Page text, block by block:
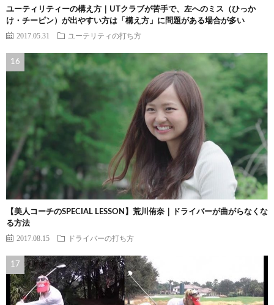
ユーティリティーの構え方｜UTクラブが苦手で、左へのミス（ひっか
け・チーピン）が出やすい方は「構え方」に問題がある場合が多い
2017.05.31 ユーテリティの打ち方
【美人コーチのSPECIAL LESSON】荒川侑奈｜ドライバーが曲がらなくな
る方法
2017.08.15 ドライバーの打ち方